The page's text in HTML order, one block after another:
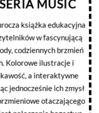
MUSIC
książka edukacyjna
w fascynującą
codziennych brzmień
Kolorowe ilustracje i
a interaktywne
jednocześnie ich zmysł
otaczającego